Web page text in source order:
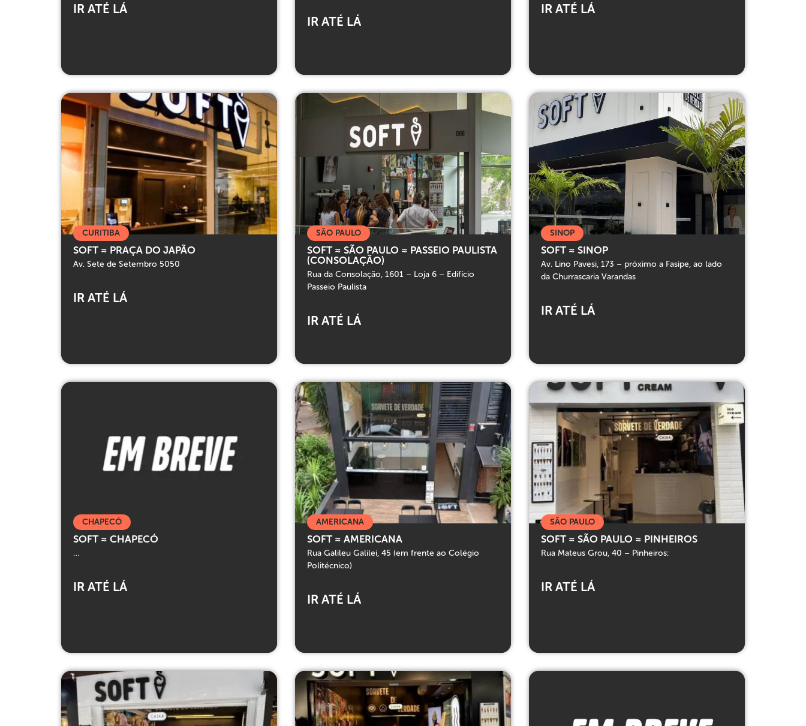
IR ATÉ LÁ
IR ATÉ LÁ
IR ATÉ LÁ
CURITIBA
SOFT ≈ PRAÇA DO JAPÃO
Av. Sete de Setembro 5050
IR ATÉ LÁ
SÃO PAULO
SOFT ≈ SÃO PAULO ≈ PASSEIO PAULISTA
(CONSOLAÇÃO)
Rua da Consolação, 1601 – Loja 6 – Edifício
Passeio Paulista
IR ATÉ LÁ
SINOP
SOFT ≈ SINOP
Av. Lino Pavesi, 173 – próximo a Fasipe, ao lado
da Churrascaria Varandas
IR ATÉ LÁ
CHAPECÓ
SOFT ≈ CHAPECÓ
…
IR ATÉ LÁ
AMERICANA
SOFT ≈ AMERICANA
Rua Galileu Galilei, 45 (em frente ao Colégio
Politécnico)
IR ATÉ LÁ
SÃO PAULO
SOFT ≈ SÃO PAULO ≈ PINHEIROS
Rua Mateus Grou, 40 – Pinheiros:
IR ATÉ LÁ